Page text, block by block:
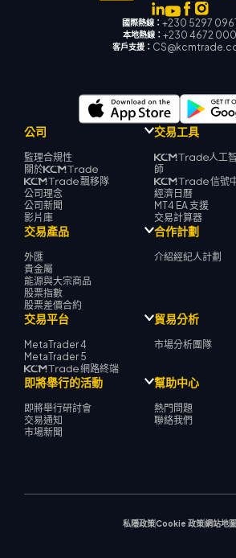
國際熱線： +230 5297 0961
本地熱線： +230 4672 000
客戶支援：
公司
監理合規性
關於
飄移隊
公司理念
公司新聞
影片庫
交易工具
人工
師
信號
經濟日曆
MT4 EA 支援
交易計算器
交易產品
外匯
貴金屬
能源與大宗商品
股票指數
股票差價合約
合作計劃
介紹經紀人計劃
交易平台
MetaTrader 4
MetaTrader 5
網路終端
貿易分析
市場分析團隊
即將舉行的活動
即將舉行研討會
交易通知
市場新聞
幫助中心
熱門問題
聯絡我們
私隱政策Cookie 政策網站地圖